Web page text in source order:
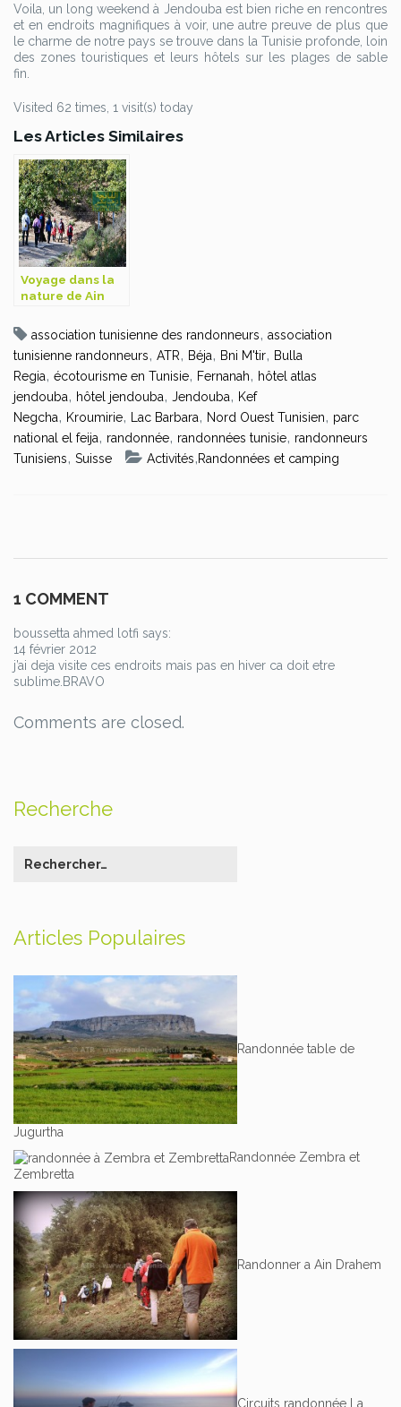
Voila, un long weekend à Jendouba est bien riche en rencontres
et en endroits magnifiques à voir, une autre preuve de plus que
le charme de notre pays se trouve dans la Tunisie profonde, loin
des zones touristiques et leurs hôtels sur les plages de sable
fin.
Visited 62 times, 1 visit(s) today
Les Articles Similaires
Voyage dans la
nature de Ain
association tunisienne des randonneurs, association
tunisienne randonneurs, ATR, Béja, Bni M'tir, Bulla
Regia, écotourisme en Tunisie, Fernanah, hôtel atlas
jendouba, hôtel jendouba, Jendouba, Kef
Negcha, Kroumirie, Lac Barbara, Nord Ouest Tunisien, parc
national el feija, randonnée, randonnées tunisie, randonneurs
Tunisiens, Suisse Activités,Randonnées et camping
1 COMMENT
boussetta ahmed lotfi says:
14 février 2012
j’ai deja visite ces endroits mais pas en hiver ca doit etre
sublime.BRAVO
Comments are closed.
Recherche
Articles Populaires
Randonnée table de
Jugurtha
Randonnée Zembra et
Zembretta
Randonner a Ain Drahem
Circuits randonnée La